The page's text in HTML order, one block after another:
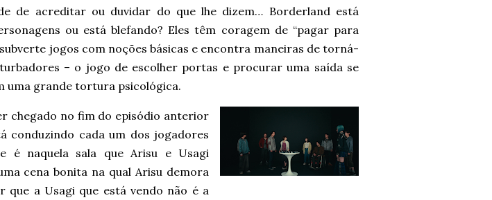
de acreditar ou duvidar do que lhe dizem… Borderland está
ou está blefando? Eles têm coragem de “pagar para
jogos com noções básicas e encontra maneiras de torná-
– o jogo de escolher portas e procurar uma saída se
uma grande tortura psicológica.
chegado no fim do episódio anterior
conduzindo cada um dos jogadores
é naquela sala que Arisu e Usagi
cena bonita na qual Arisu demora
que a Usagi que está vendo não é a